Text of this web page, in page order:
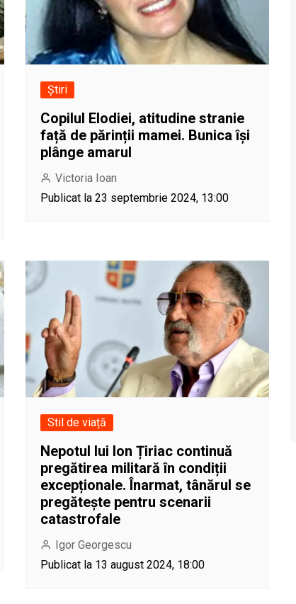
Știri
Copilul Elodiei, atitudine stranie
față de părinții mamei. Bunica își
plânge amarul
Victoria Ioan
Publicat la 23 septembrie 2024, 13:00
Stil de viață
Nepotul lui Ion Țiriac continuă
pregătirea militară în condiții
excepționale. Înarmat, tânărul se
pregătește pentru scenarii
catastrofale
Igor Georgescu
Publicat la 13 august 2024, 18:00